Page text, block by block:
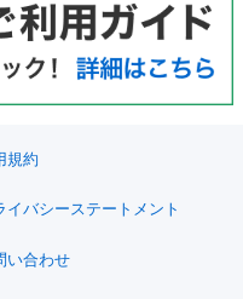
規約
イバシーステートメント
い合わせ